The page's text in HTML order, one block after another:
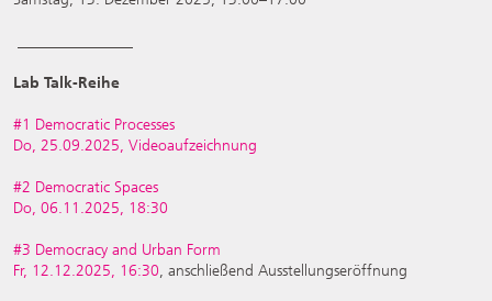
Lab Talk-Reihe
#1 Democratic Processes
Do, 25.09.2025, Videoaufzeichnung
#2 Democratic Spaces
Do, 06.11.2025, 18:30
#3 Democracy and Urban Form
Fr, 12.12.2025, 16:30, anschließend Ausstellungseröffnung